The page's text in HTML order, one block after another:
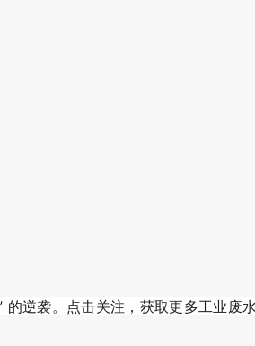
逆袭。点击关注，获取更多工业废水